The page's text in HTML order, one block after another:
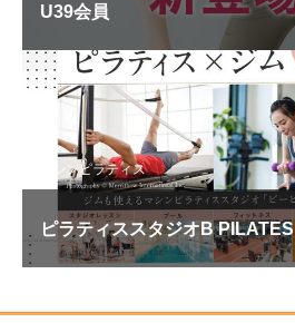
U39会員
マシンピラティス
ピラティススタジオB PILATES